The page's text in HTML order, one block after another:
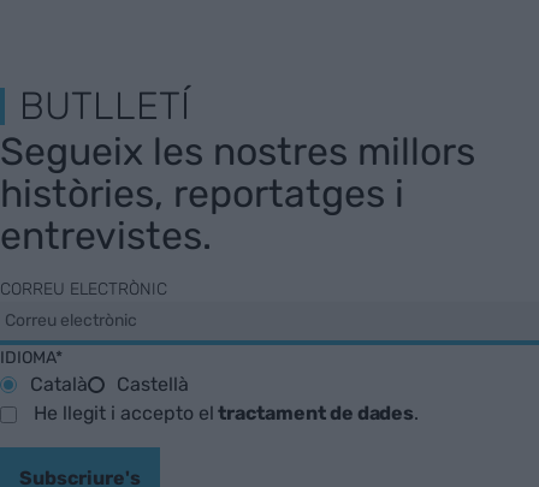
BUTLLETÍ
Segueix les nostres millors
històries, reportatges i
entrevistes.
CORREU ELECTRÒNIC
IDIOMA*
Català
Castellà
He llegit i accepto eltractament de dades.
Subscriure's